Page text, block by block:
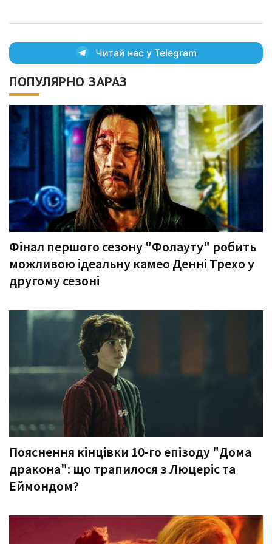
Читай нас у Telegram
ПОПУЛЯРНО ЗАРАЗ
Фінал першого сезону "Фолауту" робить
можливою ідеальну камео Денні Трехо у
другому сезоні
Пояснення кінцівки 10-го епізоду "Дома
дракона": що трапилося з Люцеріс та
Еймондом?